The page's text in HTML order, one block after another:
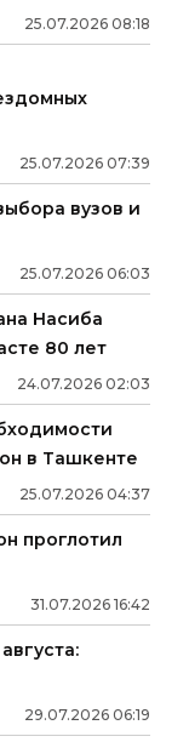
25.07.2026 08:18
25.07.2026 07:39
вузов и
25.07.2026 06:03
Насиба
80 лет
24.07.2026 02:03
в Ташкенте
25.07.2026 04:37
проглотил
31.07.2026 16:42
29.07.2026 06:19